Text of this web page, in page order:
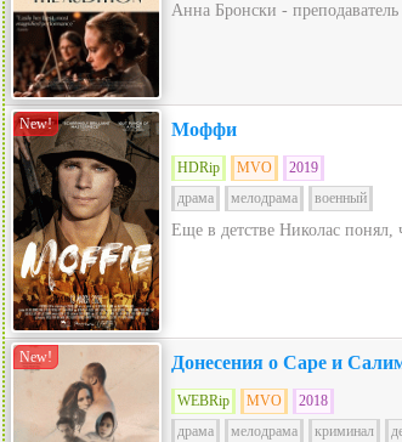
Анна Бронски -
New! Моффи
HDRip MVO
2019
драма
мелодрама военный
Еще в детстве Николас понял,
New! Донесения о Саре и
WEBRip MVO
2018
драма
мелодрама криминал